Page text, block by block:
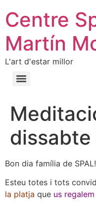
Centre
Martín
L'art d'estar millor
dissabte
Bon dia família de SPAL!
Esteu totes i tots
la platja que us regalem